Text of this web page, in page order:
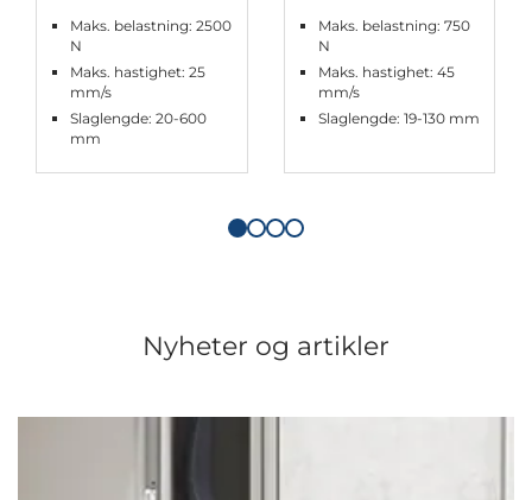
Maks. belastning: 2500
N
Maks. hastighet: 25
mm/s
Slaglengde: 20-600
mm
Maks. belastning: 750
N
Maks. hastighet: 45
mm/s
Slaglengde: 19-130 mm
Nyheter og artikler